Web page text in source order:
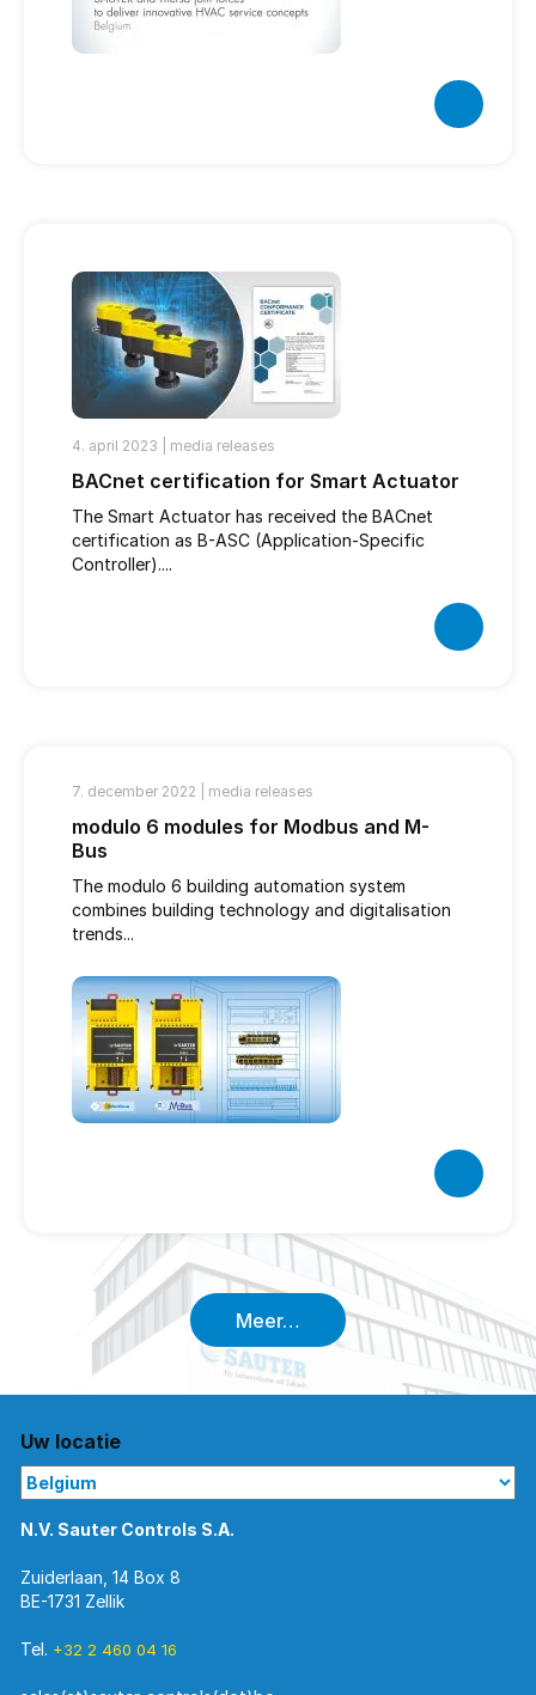
4. april 2023 | media releases
BACnet certification for Smart Actuator
The Smart Actuator has received the BACnet
certification as B-ASC (Application-Specific
Controller)....
7. december 2022 | media releases
modulo 6 modules for Modbus and M-
Bus
The modulo 6 building automation system
combines building technology and digitalisation
trends...
Meer…
Uw locatie
N.V. Sauter Controls S.A.
Zuiderlaan, 14 Box 8
BE-1731 Zellik
Tel. +32 2 460 04 16